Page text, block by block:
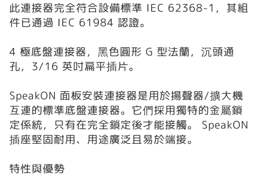
此連接器完全符合設備標準 IEC 62368-1，其組
件已通過 IEC 61984 認證。
4 極底盤連接器，黑色圓形 G 型法蘭，沉頭通
孔，3/16 英吋扁平插片。
SpeakON 面板安裝連接器是用於揚聲器/擴大機
互連的標準底盤連接器。它們採用獨特的金屬鎖
定係統，只有在完全鎖定後才能接觸。 SpeakON
插座堅固耐用、用途廣泛且易於端接。
特性與優勢